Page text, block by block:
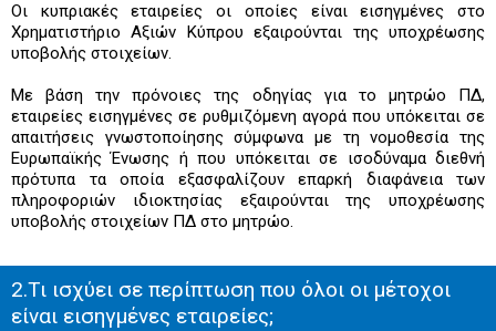
Οι κυπριακές εταιρείες οι οποίες είναι εισηγμένες στο
Χρηματιστήριο Αξιών Κύπρου εξαιρούνται της υποχρέωσης
υποβολής στοιχείων.
Με βάση την πρόνοιες της οδηγίας για το μητρώο ΠΔ,
εταιρείες εισηγμένες σε ρυθμιζόμενη αγορά που υπόκειται σε
απαιτήσεις γνωστοποίησης σύμφωνα με τη νομοθεσία της
Ευρωπαϊκής Ένωσης ή που υπόκειται σε ισοδύναμα διεθνή
πρότυπα τα οποία εξασφαλίζουν επαρκή διαφάνεια των
πληροφοριών ιδιοκτησίας εξαιρούνται της υποχρέωσης
υποβολής στοιχείων ΠΔ στο μητρώο.
2.Τι ισχύει σε περίπτωση που όλοι οι μέτοχοι
είναι εισηγμένες εταιρείες;